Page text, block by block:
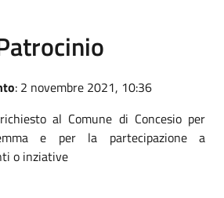
: 2 novembre 2021, 10:36
al Comune di Concesio per
e per la partecipazione a
o inziative